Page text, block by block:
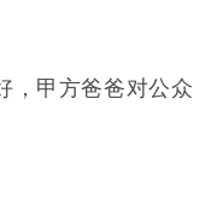
，甲方爸爸对公众